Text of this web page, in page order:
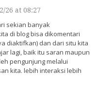
26 at 08:27
sekian banyak
di blog bisa dikomentari
diaktifkan) dan dari situ kita
lagi, baik itu saran maupun
pengunjung melalui
kita. lebih interaksi lebih